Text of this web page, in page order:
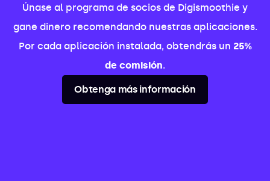
Únase al programa de socios de Digismoothie y
gane dinero recomendando nuestras aplicaciones.
Por cada aplicación instalada, obtendrás un 25%
de comisión.
Obtenga más información